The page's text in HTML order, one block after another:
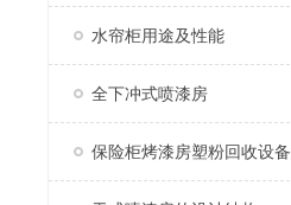
水帘柜用途及性能
全下冲式喷漆房
保险柜烤漆房塑粉回收设备